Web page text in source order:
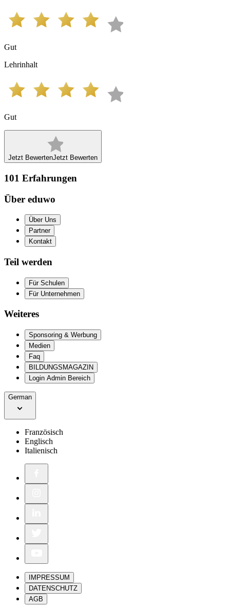
Gut
Lehrinhalt
Gut
Jetzt BewertenJetzt Bewerten
101 Erfahrungen
Über eduwo
Über Uns
Partner
Kontakt
Teil werden
Für Schulen
Für Unternehmen
Weiteres
Sponsoring & Werbung
Medien
Faq
BILDUNGSMAGAZIN
Login Admin Bereich
German
Französisch
Englisch
Italienisch
IMPRESSUM
DATENSCHUTZ
AGB